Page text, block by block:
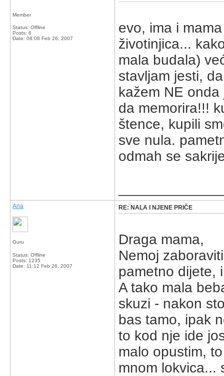
Member
Status: Offline
Posts: 6
Date: 08:08 Feb 26, 2007
evo, ima i
životinjica...
mala budala)
stavljam jesti,
kažem NE
da memorira!!!
štence, kupili
sve nula.
odmah se
Ana
Guru
Status: Offline
Posts: 1235
Date: 11:12 Feb 26, 2007
RE: NALA I NJENE PRIČE
Draga mama,
Nemoj
pametno dijete,
A tako mala
skuzi - nakon
bas tamo, ipak
to kod nje ide
malo opustim,
mnom lokvica...